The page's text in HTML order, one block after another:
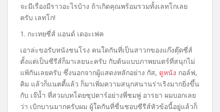
จะมีเรื่องมีราวอะไรบ้าง ถ้าเกิดคุณพร้อมรวมทั้งเลทโกเลย
ครับ เลทโก!
1. กะเทยซี่ส์ แอนด์ เดอะเฟค
เอาล่ะขอรับหนังชนโรง คนใดกันที่เป็นสาวกของแก๊งตุ๊ดซี่ส์
ตั้งแต่เป็นซีรีส์ก็มาเลยนะครับ กับต้นแบบภาพยนตร์ที่สนุกไม่
แพ้กันเลยครับ ซึ่งนอกจากผู้แสดงหลักอย่าง กัส, ดูหนัง กอล์ฟ,
คิม แล้วก็แนตตี้แล้ว ก็มาเพิ่มความสนุกสนานร่าเริงมากยิ่งขึ้น
กับ เจ๊น้ำ ที่สวมบทโดยซุปตาร์อย่างพี่ชมพู่ อารยา ผมบอกเลย
ว่า เบิกบานมากครับผม ผู้ใดกันที่ชื่นชอบซีรีส์หัวข้อนี้อยู่แล้วก็